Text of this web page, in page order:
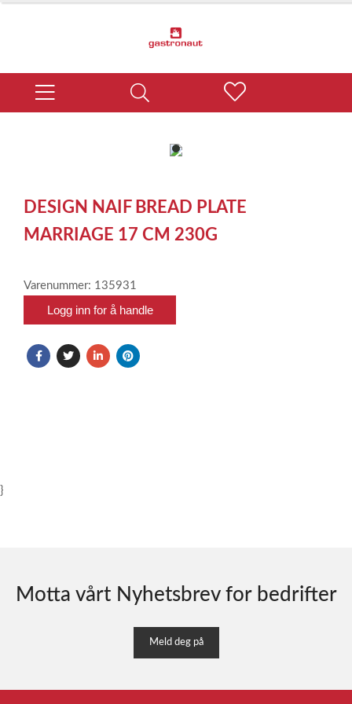
item
of
1
DESIGN NAIF BREAD PLATE
MARRIAGE 17 CM 230G
Varenummer: 135931
Logg inn for å handle
}
Motta vårt Nyhetsbrev for bedrifter
Meld deg på